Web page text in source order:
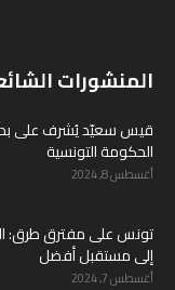
المنشورات
قيس سعيّد يُشرف على
الحكومة التونسية
أغسطس 8, 2024
تونس على مفترق طرق:
إلى مستقبل أفضل
أغسطس 7, 2024